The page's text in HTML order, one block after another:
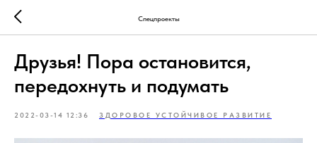
Спецпроекты
Друзья! Пора остановится,
передохнуть и подумать
2022-03-14 12:36 ЗДОРОВОЕ УСТОЙЧИВОЕ РАЗВИТИЕ